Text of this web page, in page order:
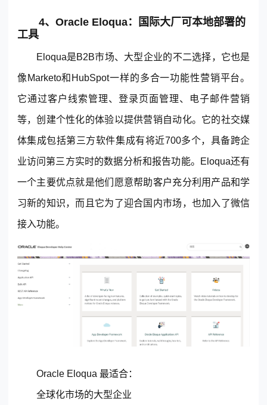
4、Oracle Eloqua：国际大厂可本地部署的
工具
Eloqua是B2B市场、大型企业的不二选择，它也是
像Marketo和HubSpot一样的多合一功能性营销平台。
它通过客户线索管理、登录页面管理、电子邮件营销
等，创建个性化的体验以提供营销自动化。它的社交媒
体集成包括第三方软件集成有将近700多个，具备跨企
业访问第三方实时的数据分析和报告功能。Eloqua还有
一个主要优点就是他们愿意帮助客户充分利用产品和学
习新的知识，而且它为了迎合国内市场，也加入了微信
接入功能。
Oracle Eloqua 最适合：
全球化市场的大型企业